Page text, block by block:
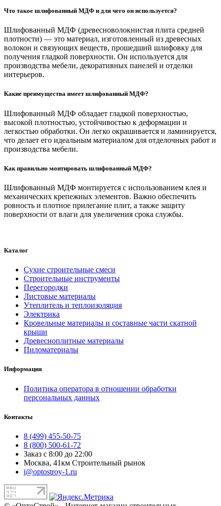
Что такое шлифованный МДФ и для чего он используется?
Шлифованный МДФ (древесноволокнистая плита средней
плотности) — это материал, изготовленный из древесных
волокон и связующих веществ, прошедший шлифовку для
получения гладкой поверхности. Он используется для
производства мебели, декоративных панелей и отделки
интерьеров.
Какие преимущества имеет шлифованный МДФ?
Шлифованный МДФ обладает гладкой поверхностью,
высокой плотностью, устойчивостью к деформации и
легкостью обработки. Он легко окрашивается и ламинируется,
что делает его идеальным материалом для отделочных работ и
производства мебели.
Как правильно монтировать шлифованный МДФ?
Шлифованный МДФ монтируется с использованием клея и
механических крепежных элементов. Важно обеспечить
ровность и плотное прилегание плит, а также защиту
поверхности от влаги для увеличения срока службы.
Каталог
Сухие строительные смеси
Строительные инструменты
Перегородки
Листовые материалы
Утеплитель и теплоизоляция
Электрика
Кровельные материалы и составные части скатной
крыши
Древесноплитные материалы
Пиломатериалы
Информация
Политика оператора в отношении обработки
персональных данных
Контакты
8 (499) 455-50-75
8 (800) 500-61-72
Заказ с 8:00 до 22:00
Москва, 41км Строительный рынок
i@optostroy-1.ru